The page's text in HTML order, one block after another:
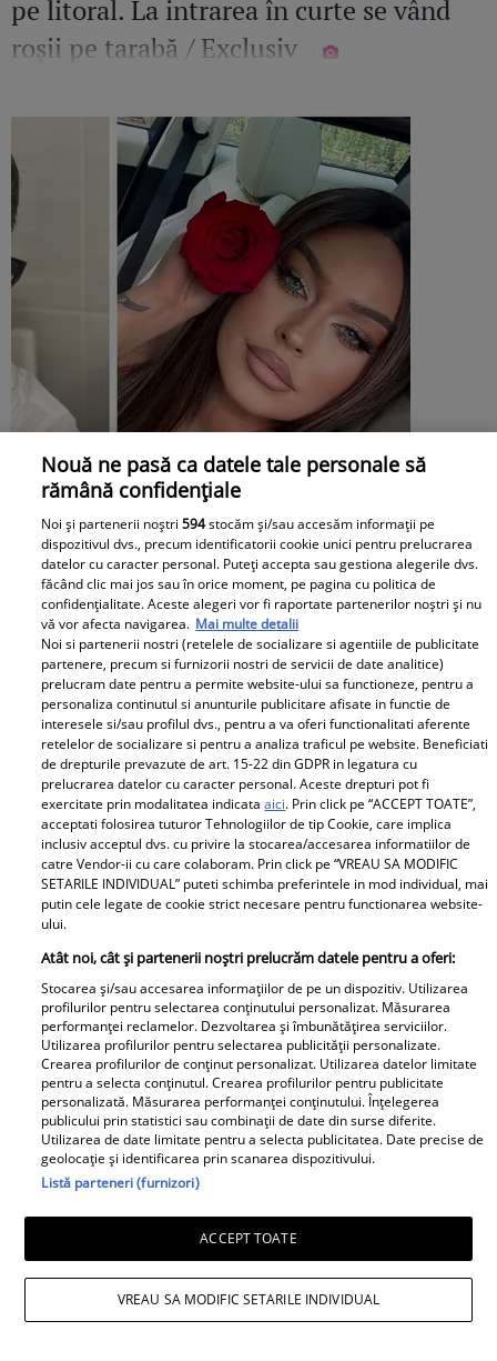
pe litoral. La intrarea în curte se vând
roșii pe tarabă / Exclusiv
Connect-R, dezvăluiri despre relația cu
Misha la ani buni de la separare: "Nu se
negociază nimic!" Cum au păstrat
echilibrul în viața Mayei după divorț
Observator News
Oraşul din România măturat de
vijelie. Oamenii s-au baricadat în
case, vântul a smuls copaci şi
acoperişuri
Libertatea pentru Femei
Nouă ne pasă ca datele tale personale să
rămână confidențiale
Noi și partenerii noștri594stocăm și/sau accesăm informații pe
dispozitivul dvs., precum identificatorii cookie unici pentru prelucrarea
datelor cu caracter personal. Puteți accepta sau gestiona alegerile dvs.
făcând clic mai jos sau în orice moment, pe pagina cu politica de
confidențialitate. Aceste alegeri vor fi raportate partenerilor noștri și nu
vă vor afecta navigarea. Mai multe detalii
Noi si partenerii nostri (retelele de socializare si agentiile de publicitate
partenere, precum si furnizorii nostri de servicii de date analitice)
prelucram date pentru a permite website-ului sa functioneze, pentru a
personaliza continutul si anunturile publicitare afisate in functie de
interesele si/sau profilul dvs., pentru a va oferi functionalitati aferente
retelelor de socializare si pentru a analiza traficul pe website. Beneficiati
de drepturile prevazute de art. 15-22 din GDPR in legatura cu
prelucrarea datelor cu caracter personal. Aceste drepturi pot fi
exercitate prin modalitatea indicataaici. Prin click pe “ACCEPT TOATE”,
acceptati folosirea tuturor Tehnologiilor de tip Cookie, care implica
inclusiv acceptul dvs. cu privire la stocarea/accesarea informatiilor de
catre Vendor-ii cu care colaboram. Prin click pe “VREAU SA MODIFIC
SETARILE INDIVIDUAL” puteti schimba preferintele in mod individual, mai
putin cele legate de cookie strict necesare pentru functionarea website-
ului.
Atât noi, cât și partenerii noștri prelucrăm datele pentru a oferi:
Stocarea și/sau accesarea informațiilor de pe un dispozitiv. Utilizarea
profilurilor pentru selectarea conținutului personalizat. Măsurarea
performanței reclamelor. Dezvoltarea și îmbunătățirea serviciilor.
Utilizarea profilurilor pentru selectarea publicității personalizate.
Crearea profilurilor de conținut personalizat. Utilizarea datelor limitate
pentru a selecta conținutul. Crearea profilurilor pentru publicitate
personalizată. Măsurarea performanței conținutului. Înțelegerea
publicului prin statistici sau combinații de date din surse diferite.
Utilizarea de date limitate pentru a selecta publicitatea. Date precise de
geolocație și identificarea prin scanarea dispozitivului.
Listă parteneri (furnizori)
ACCEPT TOATE
VREAU SA MODIFIC SETARILE INDIVIDUAL